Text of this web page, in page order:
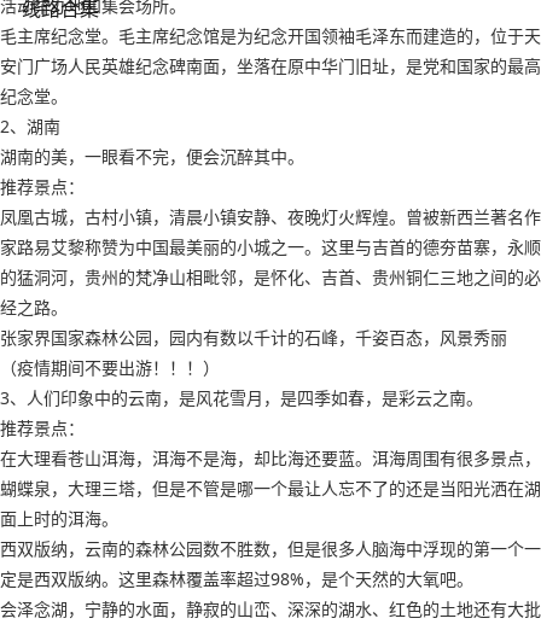
线路合集
活动举办地和集会场所。
毛主席纪念堂。毛主席纪念馆是为纪念开国领袖毛泽东而建造的，位于天
安门广场人民英雄纪念碑南面，坐落在原中华门旧址，是党和国家的最高
纪念堂。
2、湖南
湖南的美，一眼看不完，便会沉醉其中。
推荐景点：
凤凰古城，古村小镇，清晨小镇安静、夜晚灯火辉煌。曾被新西兰著名作
家路易艾黎称赞为中国最美丽的小城之一。这里与吉首的德夯苗寨，永顺
的猛洞河，贵州的梵净山相毗邻，是怀化、吉首、贵州铜仁三地之间的必
经之路。
张家界国家森林公园，园内有数以千计的石峰，千姿百态，风景秀丽
（疫情期间不要出游！！！）
3、人们印象中的云南，是风花雪月，是四季如春，是彩云之南。
推荐景点：
在大理看苍山洱海，洱海不是海，却比海还要蓝。洱海周围有很多景点，
蝴蝶泉，大理三塔，但是不管是哪一个最让人忘不了的还是当阳光洒在湖
面上时的洱海。
西双版纳，云南的森林公园数不胜数，但是很多人脑海中浮现的第一个一
定是西双版纳。这里森林覆盖率超过98%，是个天然的大氧吧。
会泽念湖，宁静的水面，静寂的山峦、深深的湖水、红色的土地还有大批